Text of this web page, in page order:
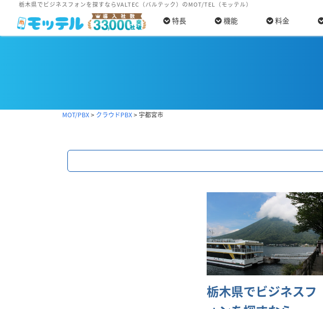
栃木県でビジネスフォンを探すならVALTEC（バルテック）のMOT/TEL（モッテル）
特長 機能 料金
MOT/PBX> クラウドPBX> 宇都宮市
栃木県でビジネスフ